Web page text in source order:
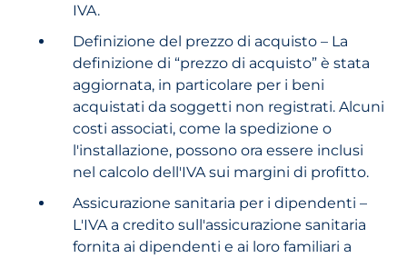
IVA.
Definizione del prezzo di acquisto – La
definizione di “prezzo di acquisto” è stata
aggiornata, in particolare per i beni
acquistati da soggetti non registrati. Alcuni
costi associati, come la spedizione o
l'installazione, possono ora essere inclusi
nel calcolo dell'IVA sui margini di profitto.
Assicurazione sanitaria per i dipendenti –
L'IVA a credito sull'assicurazione sanitaria
fornita ai dipendenti e ai loro familiari a